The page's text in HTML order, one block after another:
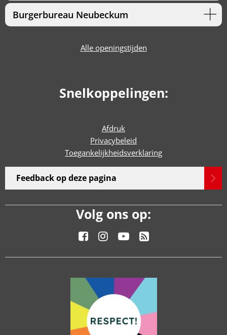
Burgerbureau Neubeckum
Alle openingstijden
Snelkoppelingen:
Afdruk
Privacybeleid
Toegankelijkheidsverklaring
Feedback op deze pagina
Volg ons op: